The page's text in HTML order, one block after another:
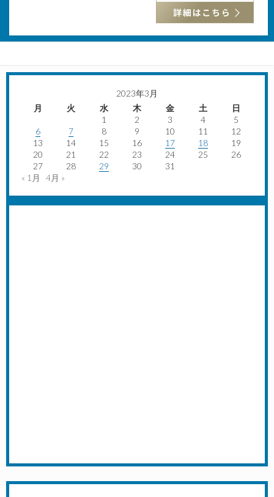
2023年3月
月
火 水 木 金 土
日
1
2 3 4
5
6
7 8 9 10 11
12
13
14 15 16 17 18
19
20
21 22 23 24 25
26
27
28 29 30
31
« 1月
4月 »